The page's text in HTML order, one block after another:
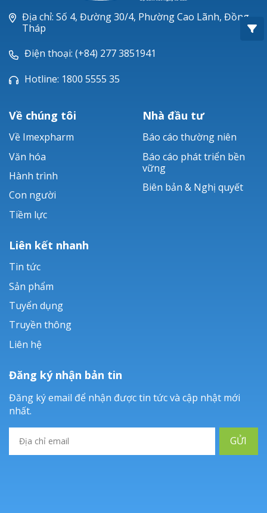
Piperacillin
Ticarlinat®
Zobacta®
Bacsulfo®
Địa chỉ: Số 4, Đường 30/4, Phường Cao Lãnh, Đồng
Tháp
Điện thoại: (+84) 277 3851941
Hotline: 1800 5555 35
Về chúng tôi
Về Imexpharm
Văn hóa
Hành trình
Con người
Tiềm lực
Nhà đầu tư
Báo cáo thường niên
Báo cáo phát triển bền
vững
Biên bản & Nghị quyết
Liên kết nhanh
Tin tức
Sản phẩm
Tuyển dụng
Truyền thông
Liên hệ
Đăng ký nhận bản tin
Đăng ký email để nhận được tin tức và cập nhật mới
nhất.
GỬI